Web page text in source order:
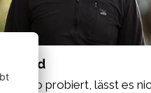
Bio probiert, lässt es